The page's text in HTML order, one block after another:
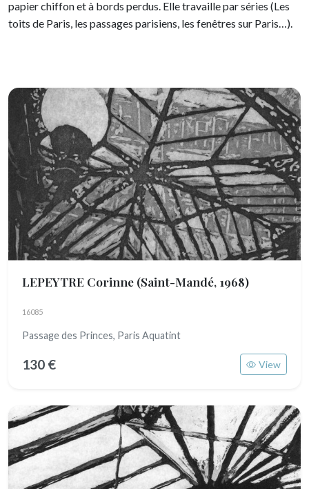
papier chiffon et à bords perdus. Elle travaille par séries (Les
toits de Paris, les passages parisiens, les fenêtres sur Paris…).
LEPEYTRE Corinne (Saint-Mandé, 1968)
16085
Passage des Princes, Paris Aquatint
130 € View